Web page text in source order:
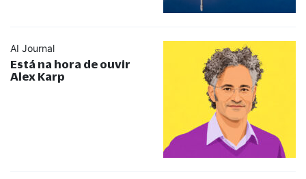
AI Journal
Está na hora de ouvir
Alex Karp